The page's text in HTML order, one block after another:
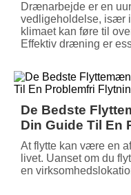
Drænarbejde er en
vedligeholdelse, især
klimaet kan føre til
Effektiv dræning er
De Bedste
Din Guide Til En
At flytte kan være en
livet. Uanset om du
en